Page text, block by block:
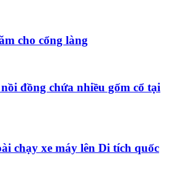
cho cổng làng
đồng chứa nhiều gốm cổ tại
chạy xe máy lên Di tích quốc